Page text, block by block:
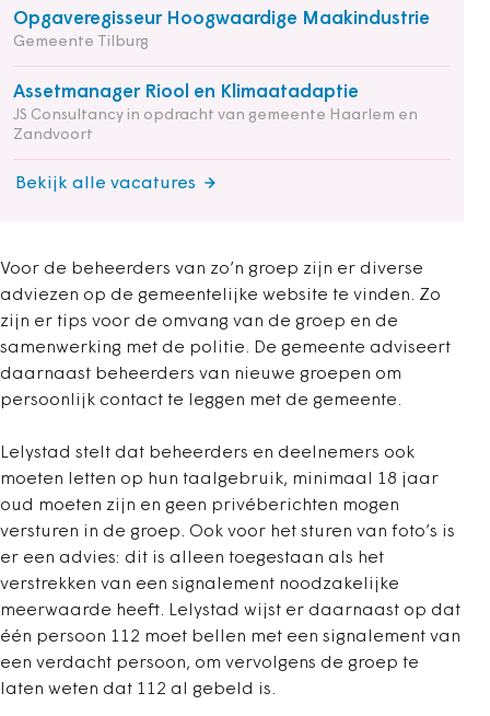
Opgaveregisseur Hoogwaardige Maakindustrie
Gemeente Tilburg
Assetmanager Riool en Klimaatadaptie
JS Consultancy in opdracht van gemeente Haarlem en
Zandvoort
Bekijk alle vacatures
Voor de beheerders van zo’n groep zijn er diverse
adviezen op de gemeentelijke website te vinden. Zo
zijn er tips voor de omvang van de groep en de
samenwerking met de politie. De gemeente adviseert
daarnaast beheerders van nieuwe groepen om
persoonlijk contact te leggen met de gemeente.
Lelystad stelt dat beheerders en deelnemers ook
moeten letten op hun taalgebruik, minimaal 18 jaar
oud moeten zijn en geen privéberichten mogen
versturen in de groep. Ook voor het sturen van foto’s is
er een advies: dit is alleen toegestaan als het
verstrekken van een signalement noodzakelijke
meerwaarde heeft. Lelystad wijst er daarnaast op dat
één persoon 112 moet bellen met een signalement van
een verdacht persoon, om vervolgens de groep te
laten weten dat 112 al gebeld is.